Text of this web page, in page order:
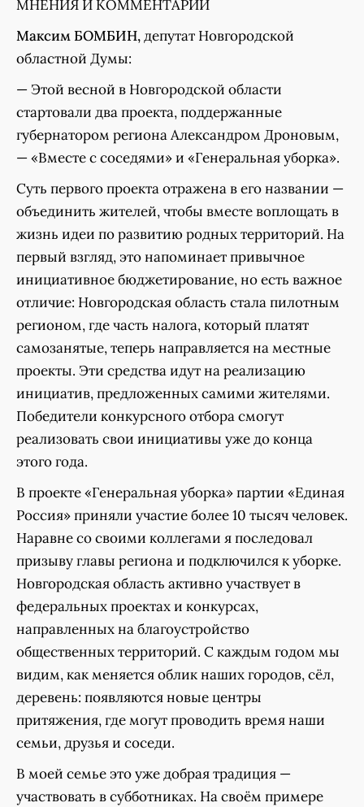
МНЕНИЯ И КОММЕНТАРИИ
Максим БОМБИН,депутат Новгородской
областной Думы:
— Этой весной в Новгородской области
стартовали два проекта, поддержанные
губернатором региона Александром Дроновым,
— «Вместе с соседями» и «Генеральная уборка».
Суть первого проекта отражена в его названии —
объединить жителей, чтобы вместе воплощать в
жизнь идеи по развитию родных территорий. На
первый взгляд, это напоминает привычное
инициативное бюджетирование, но есть важное
отличие: Новгородская область стала пилотным
регионом, где часть налога, который платят
самозанятые, теперь направляется на местные
проекты. Эти средства идут на реализацию
инициатив, предложенных самими жителями.
Победители конкурсного отбора смогут
реализовать свои инициативы уже до конца
этого года.
В проекте «Генеральная уборка» партии «Единая
Россия» приняли участие более 10 тысяч человек.
Наравне со своими коллегами я последовал
призыву главы региона и подключился к уборке.
Новгородская область активно участвует в
федеральных проектах и конкурсах,
направленных на благоустройство
общественных территорий. С каждым годом мы
видим, как меняется облик наших городов, сёл,
деревень: появляются новые центры
притяжения, где могут проводить время наши
семьи, друзья и соседи.
В моей семье это уже добрая традиция —
участвовать в субботниках. На своём примере